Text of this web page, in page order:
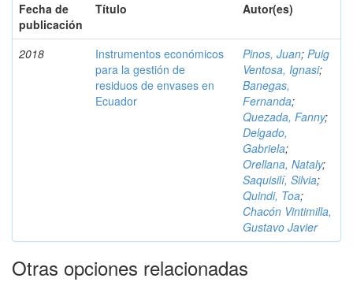
Fecha de
publicación
Título Autor(es)
2018
Instrumentos económicos
para la gestión de
residuos de envases en
Ecuador
Pinos, Juan; Puig
Ventosa, Ignasi;
Banegas,
Fernanda;
Quezada, Fanny;
Delgado,
Gabriela;
Orellana, Nataly;
Saquisilí, Silvia;
Quindi, Toa;
Chacón Vintimilla,
Gustavo Javier
Otras opciones relacionadas